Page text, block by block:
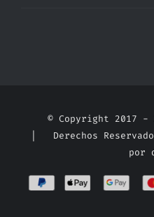
© Copyright 2017 -
| Derechos
por